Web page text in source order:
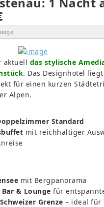
aktuell das stylische
. Das Designhotel
für einen kurzen
Alpen.
Standard
mit reichhaltiger
mit Bergpanorama
& Lounge für
Schweizer Grenze – ideal für